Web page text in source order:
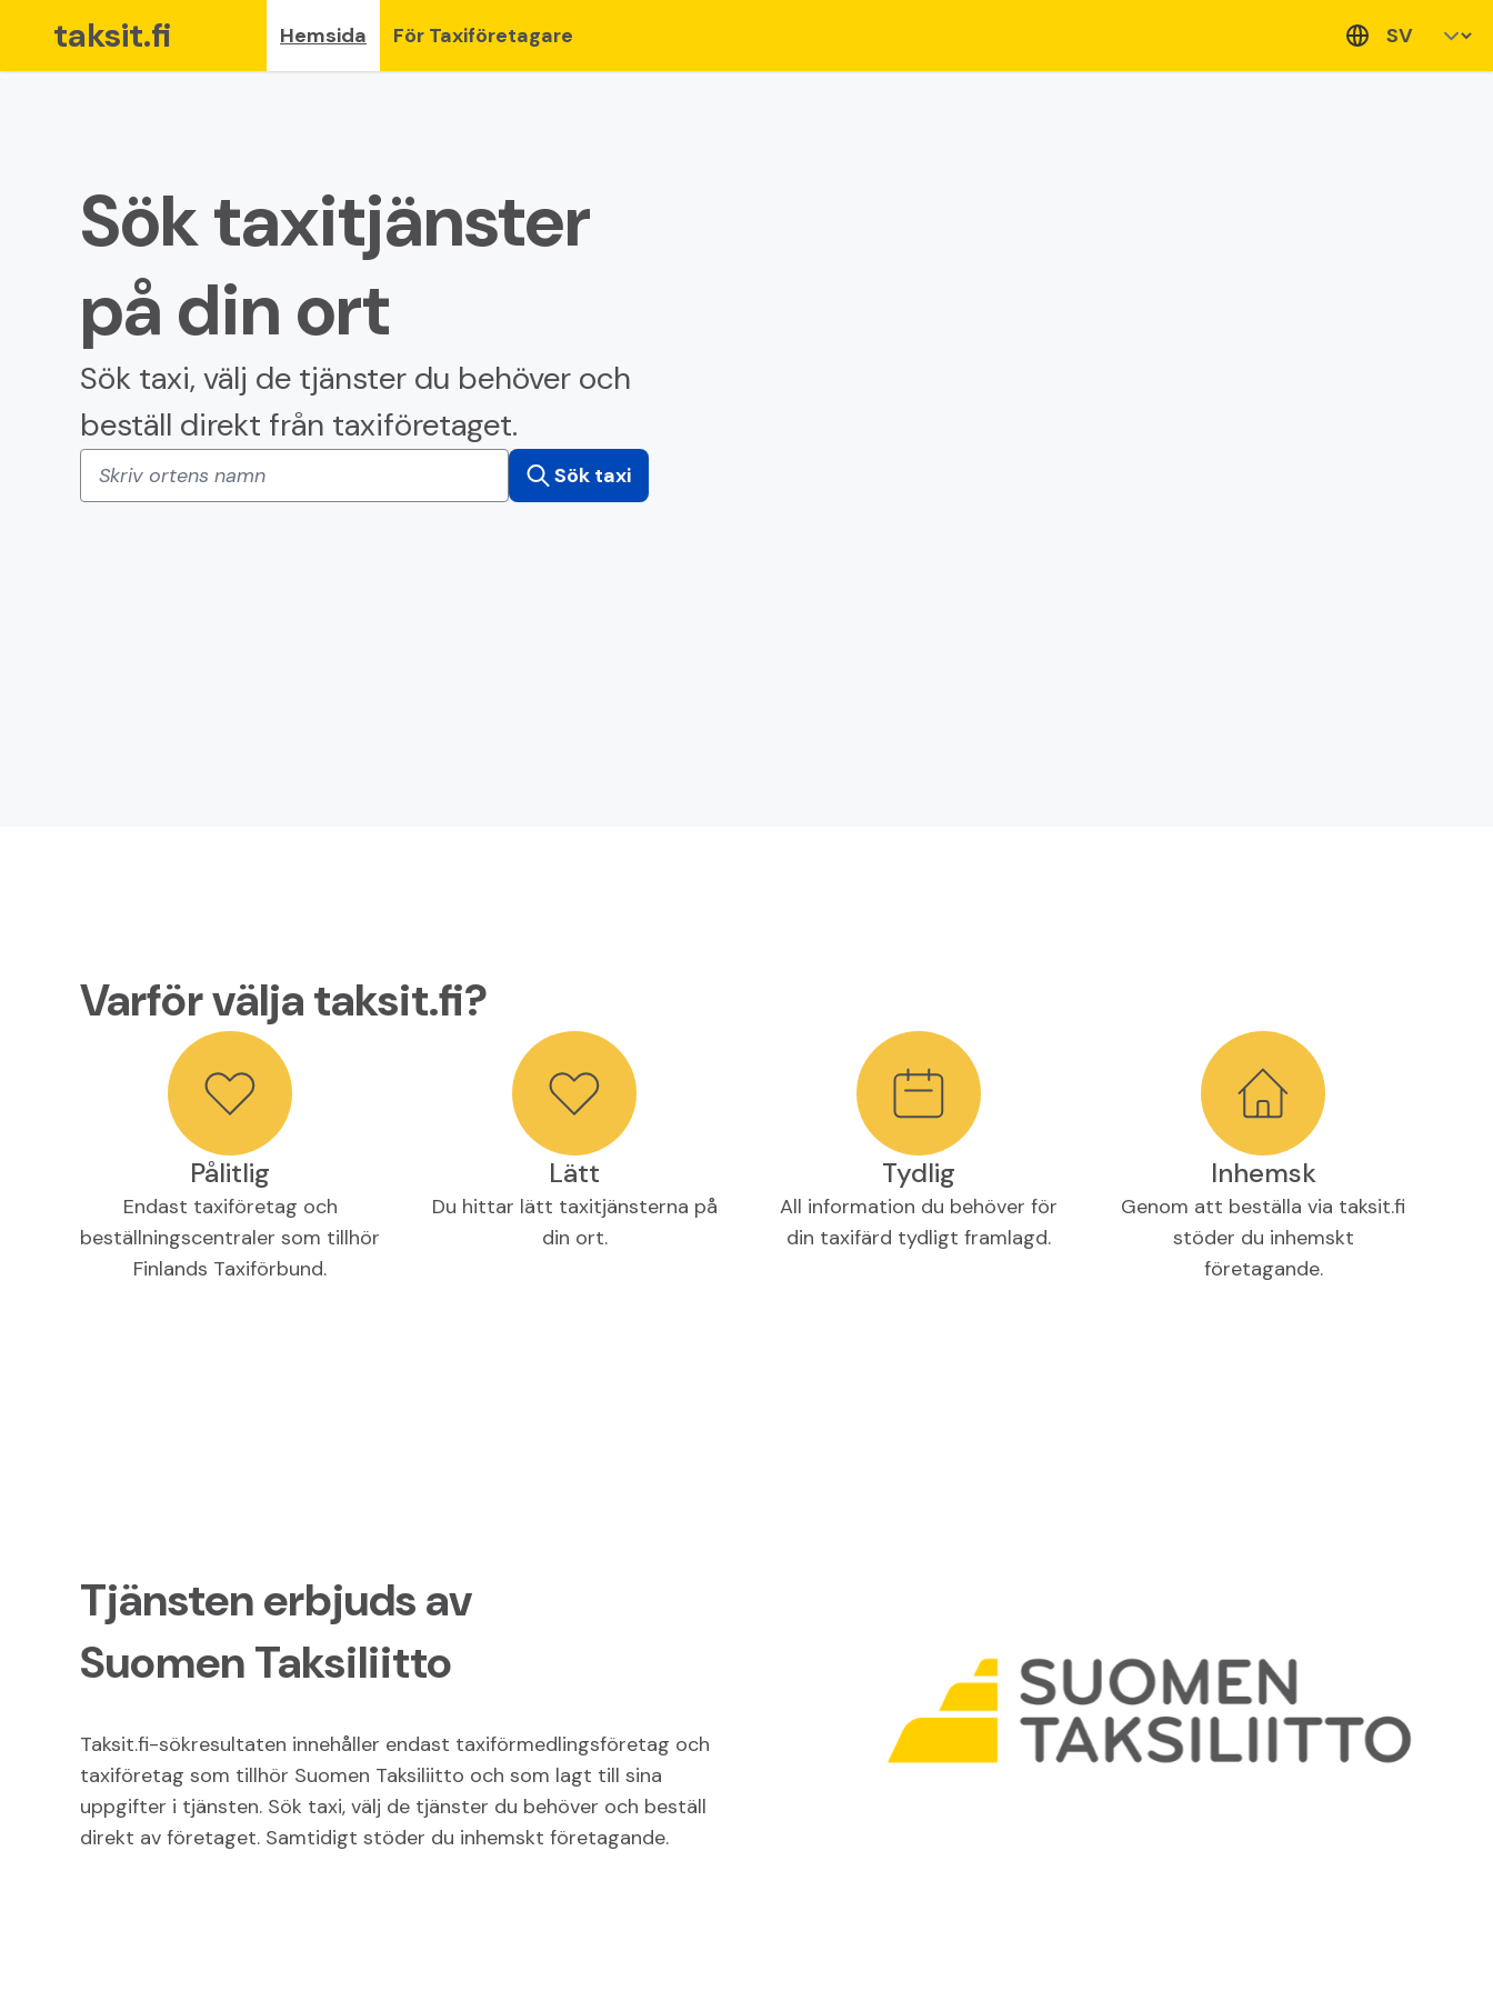
taksit.fi Hemsida För Taxiföretagare
Sök taxitjänster
på din ort
Sök taxi, välj de tjänster du behöver och
beställ direkt från taxiföretaget.
Sök taxi
Varför välja taksit.fi?
Pålitlig
Endast taxiföretag och
beställningscentraler som tillhör
Finlands Taxiförbund.
Lätt
Du hittar lätt taxitjänsterna på
din ort.
Tydlig
All information du behöver för
din taxifärd tydligt framlagd.
Inhemsk
Genom att beställa via taksit.fi
stöder du inhemskt
företagande.
Tjänsten erbjuds av
Suomen Taksiliitto
Taksit.fi-sökresultaten innehåller endast taxiförmedlingsföretag och
taxiföretag som tillhör Suomen Taksiliitto och som lagt till sina
uppgifter i tjänsten. Sök taxi, välj de tjänster du behöver och beställ
direkt av företaget. Samtidigt stöder du inhemskt företagande.